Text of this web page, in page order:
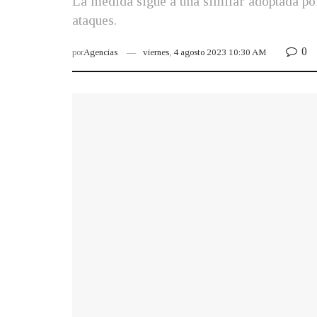
ataques.
porAgencias viernes, 4 agosto 2023 10:30 AM 0